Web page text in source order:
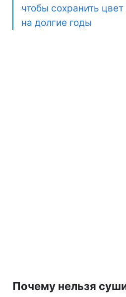
чтобы сохранить
на долгие годы
Почему нельзя